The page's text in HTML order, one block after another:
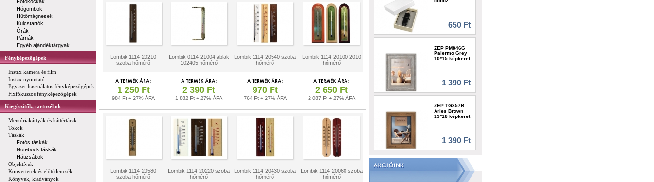
Fotókockák
Hógömbök
Hűtőmágnesek
Kulcstartók
Órák
Párnák
Egyéb ajándéktárgyak
Fényképezőgépek
Instax kamera és film
Instax nyomtató
Egyszer használatos fényképezőgépek
Fixfókuszos fényképezőgépek
Kiegészítők, tartozékok
Memóriakártyák és háttértárak
Tokok
Táskák
Fotós táskák
Notebook táskák
Hátizsákok
Objektívek
Konverterek és előtétlencsék
Könyvek, kiadványok
Lombik 1114-20210
szoba hőmérő
Lombik 0114-21004 ablak
102405 hőmérő
Lombik 1114-20540 szoba
hőmérő
Lombik 1114-20100 2010
hőmérő
1 250 Ft
984 Ft + 27% ÁFA
2 390 Ft
1 882 Ft + 27% ÁFA
970 Ft
764 Ft + 27% ÁFA
2 650 Ft
2 087 Ft + 27% ÁFA
Lombik 1114-20580
szoba hőmérő
Lombik 1114-20220 szoba
hőmérő
Lombik 1114-20430 szoba
hőmérő
Lombik 1114-20060 szoba
hőmérő
650 Ft
ZEP PM846G
Palermo Grey
10*15 képkeret
1 390 Ft
ZEP TG357B
Arles Brown
13*18 képkeret
1 390 Ft